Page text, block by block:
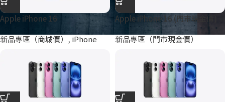
Apple iPhone 16
新品專區（商城價） , iPhone
Apple iPhone 16 (門市現金價)
新品專區（門市現金價）